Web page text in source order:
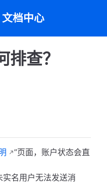
档中心
排查？
”页面，账户状态会直
实名用户无法发送消